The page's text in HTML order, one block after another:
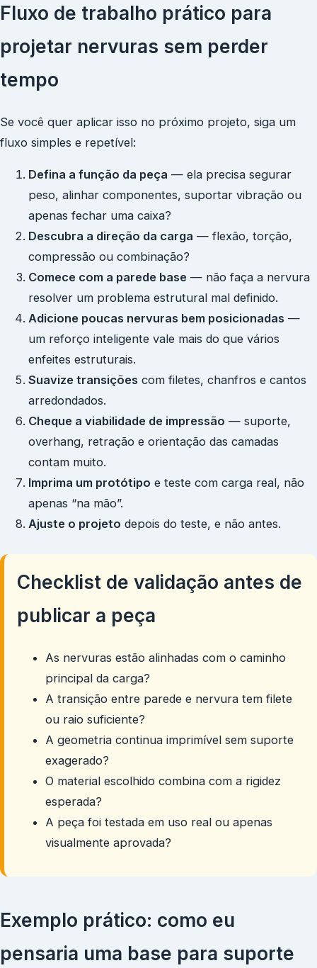
Fluxo de trabalho prático para
projetar nervuras sem perder
tempo
Se você quer aplicar isso no próximo projeto, siga um
fluxo simples e repetível:
Defina a função da peça — ela precisa segurar
peso, alinhar componentes, suportar vibração ou
apenas fechar uma caixa?
Descubra a direção da carga — flexão, torção,
compressão ou combinação?
Comece com a parede base — não faça a nervura
resolver um problema estrutural mal definido.
Adicione poucas nervuras bem posicionadas —
um reforço inteligente vale mais do que vários
enfeites estruturais.
Suavize transições com filetes, chanfros e cantos
arredondados.
Cheque a viabilidade de impressão — suporte,
overhang, retração e orientação das camadas
contam muito.
Imprima um protótipo e teste com carga real, não
apenas “na mão”.
Ajuste o projeto depois do teste, e não antes.
Checklist de validação antes de
publicar a peça
As nervuras estão alinhadas com o caminho
principal da carga?
A transição entre parede e nervura tem filete
ou raio suficiente?
A geometria continua imprimível sem suporte
exagerado?
O material escolhido combina com a rigidez
esperada?
A peça foi testada em uso real ou apenas
visualmente aprovada?
Exemplo prático: como eu
pensaria uma base para suporte